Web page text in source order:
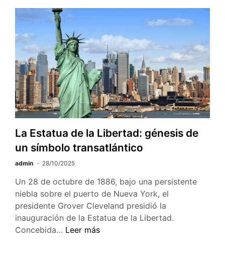
navegante de
las
almas
La Estatua de la Libertad: génesis de
un símbolo transatlántico
admin 28/10/2025
Un 28 de octubre de 1886, bajo una persistente
niebla sobre el puerto de Nueva York, el
presidente Grover Cleveland presidió la
inauguración de la Estatua de la Libertad.
Concebida… La
Leer más